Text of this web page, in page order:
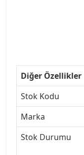
Diğer Özellikler
Stok Kodu
Marka
Stok Durumu